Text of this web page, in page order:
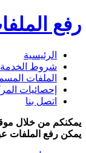
رفع
الرئيسية
شروط الخدمة
الملفات
إحصائيات
اتصل بنا
يمكنكم من خلال
يمكن رفع الملفات